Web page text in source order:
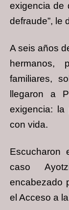
exigencia de
defraude”, le
A seis años
hermanos,
familiares,
llegaron a
exigencia: la
con vida.
Escucharon
caso
encabezado
el Acceso a